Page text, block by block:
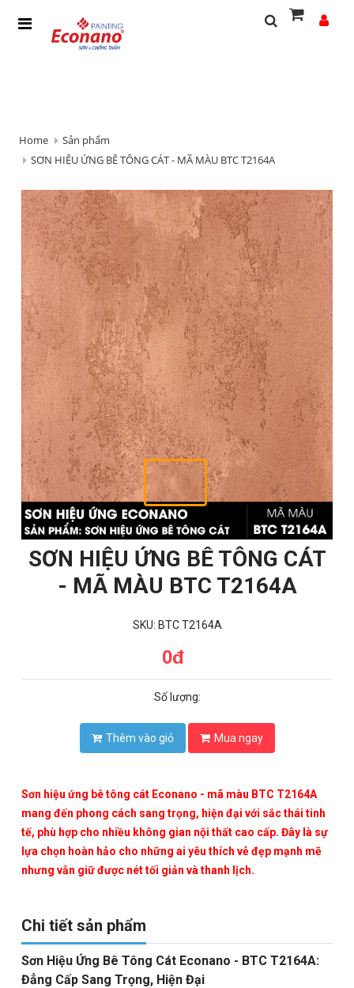
Home
Sản phẩm
SƠN HIỆU ỨNG BÊ TÔNG CÁT - MÃ MÀU BTC T2164A
SƠN HIỆU ỨNG BÊ TÔNG CÁT
- MÃ MÀU BTC T2164A
SKU: BTC T2164A
0đ
Thêm vào giỏ Mua ngay
Sơn hiệu ứng bê tông cát Econano - mã màu BTC T2164A
mang đến phong cách sang trọng, hiện đại với sắc thái tinh
tế, phù hợp cho nhiều không gian nội thất cao cấp. Đây là sự
lựa chọn hoàn hảo cho những ai yêu thích vẻ đẹp mạnh mẽ
nhưng vẫn giữ được nét tối giản và thanh lịch.
Chi tiết sản phẩm
Sơn Hiệu Ứng Bê Tông Cát Econano - BTC T2164A:
Đẳng Cấp Sang Trọng, Hiện Đại